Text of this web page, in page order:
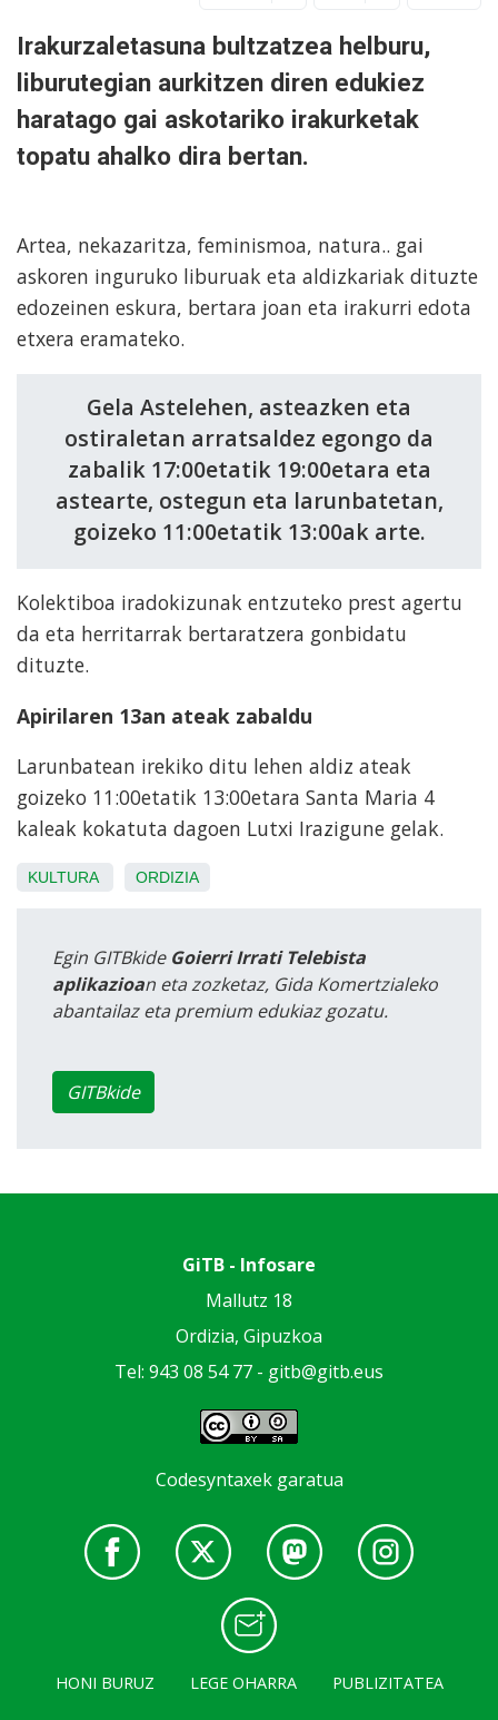
Irakurzaletasuna bultzatzea helburu,
liburutegian aurkitzen diren edukiez
haratago gai askotariko irakurketak
topatu ahalko dira bertan.
Artea, nekazaritza, feminismoa, natura.. gai
askoren inguruko liburuak eta aldizkariak dituzte
edozeinen eskura, bertara joan eta irakurri edota
etxera eramateko.
Gela Astelehen, asteazken eta
ostiraletan arratsaldez egongo da
zabalik 17:00etatik 19:00etara eta
astearte, ostegun eta larunbatetan,
goizeko 11:00etatik 13:00ak arte.
Kolektiboa iradokizunak entzuteko prest agertu
da eta herritarrak bertaratzera gonbidatu
dituzte.
Apirilaren 13an ateak zabaldu
Larunbatean irekiko ditu lehen aldiz ateak
goizeko 11:00etatik 13:00etara Santa Maria 4
kaleak kokatuta dagoen Lutxi Irazigune gelak.
KULTURA ORDIZIA
Egin GITBkide Goierri Irrati Telebista
aplikazioan eta zozketaz, Gida Komertzialeko
abantailaz eta premium edukiaz gozatu.
GITBkide
GiTB - Infosare
Mallutz 18
Ordizia, Gipuzkoa
Tel: 943 08 54 77 - gitb@gitb.eus
Codesyntaxek garatua
HONI BURUZ LEGE OHARRA
PUBLIZITATEA